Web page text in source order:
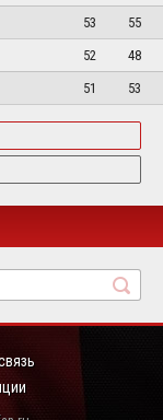
53
55
52
48
51 53